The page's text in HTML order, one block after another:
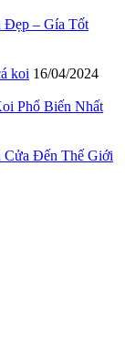
Đẹp – Gía Tốt
koi 16/04/2024
Phổ Biến Nhất
Cửa Đến Thế Giới